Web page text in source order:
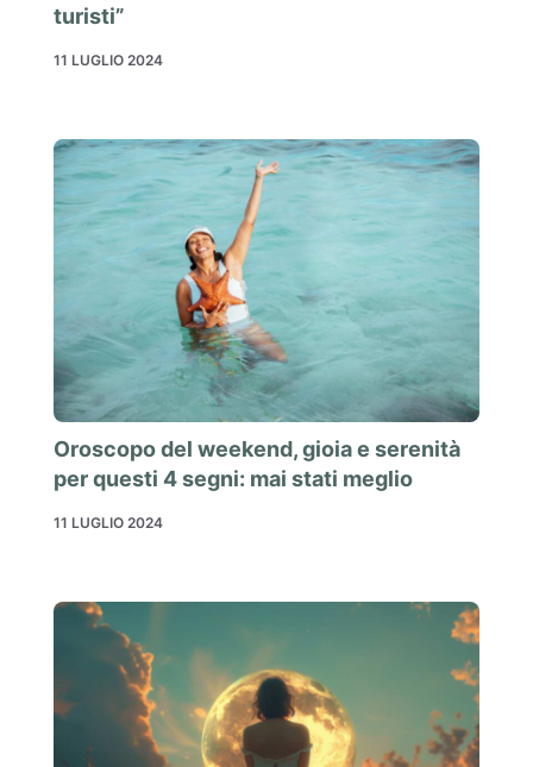
turisti”
11 LUGLIO 2024
Oroscopo del weekend, gioia e serenità
per questi 4 segni: mai stati meglio
11 LUGLIO 2024